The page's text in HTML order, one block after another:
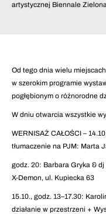
artystycznej Biennale
Od tego dnia wielu
w szerokim programie
pogłębionym o różnorodne
W dniu otwarcia wszystkie
WERNISAŻ CAŁOŚCI –
tłumaczenie na PJM: Marta
godz. 20: Barbara Gryka &
X-Demon, ul. Kupiecka 63
15.10., godz. 13–17.30:
działanie w przestrzeni +